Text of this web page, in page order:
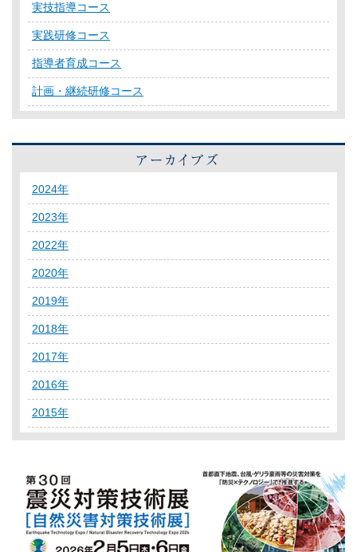
実技指導コース
実践研修コース
指導者育成コース
計画・継続研修コース
2024年
2023年
2022年
2020年
2019年
2018年
2017年
2016年
2015年